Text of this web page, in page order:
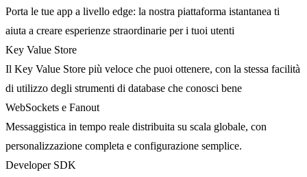
Porta le tue app a livello edge: la nostra piattaforma istantanea ti
aiuta a creare esperienze straordinarie per i tuoi utenti
Key Value Store
Il Key Value Store più veloce che puoi ottenere, con la stessa facilità
di utilizzo degli strumenti di database che conosci bene
WebSockets e Fanout
Messaggistica in tempo reale distribuita su scala globale, con
personalizzazione completa e configurazione semplice.
Developer SDK